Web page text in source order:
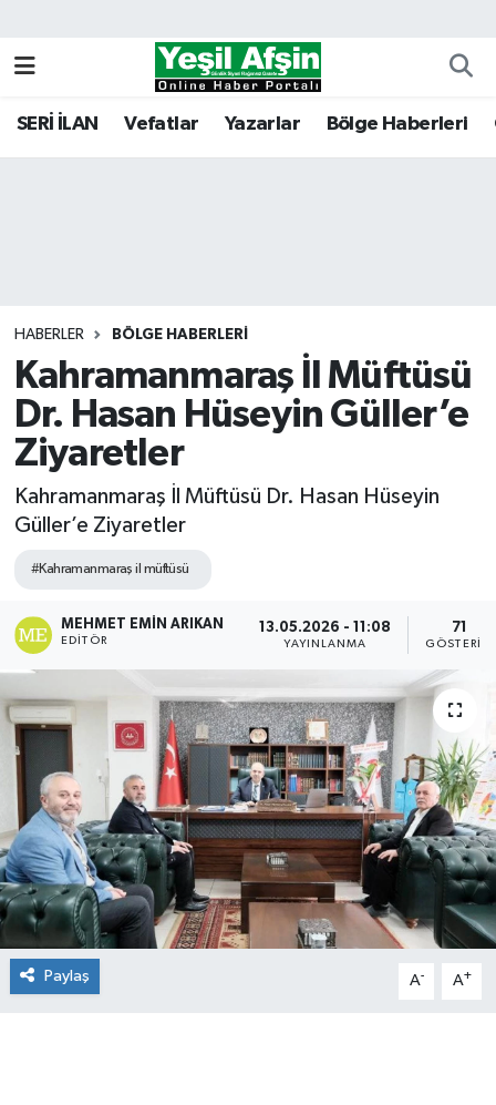
SERİ İLAN Vefatlar Yazarlar Bölge Haberleri
HABERLER BÖLGE HABERLERI
Kahramanmaraş İl Müftüsü
Dr. Hasan Hüseyin Güller’e
Ziyaretler
Kahramanmaraş İl Müftüsü Dr. Hasan Hüseyin
Güller’e Ziyaretler
#Kahramanmaraş il müftüsü
MEHMET EMIN ARIKAN
EDITÖR
13.05.2026 - 11:08
YAYINLANMA
71
GÖSTERIM
Paylaş A- A+
Kahramanmaraş Nöbetçi Eczaneler
Tüm Manşetler
Son Dakika Haberleri